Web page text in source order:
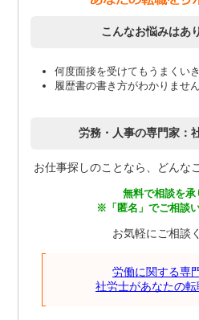
こんなお悩みはあ
何度面接を受けてもうまくい
履歴書の書き方がわかりません
労務・人事の専門家：
お仕事探しのことなら、どんな
無料で相談を承
※「匿名」でご相談い
お気軽にご相談
労働に関する専
社労士があなたの転